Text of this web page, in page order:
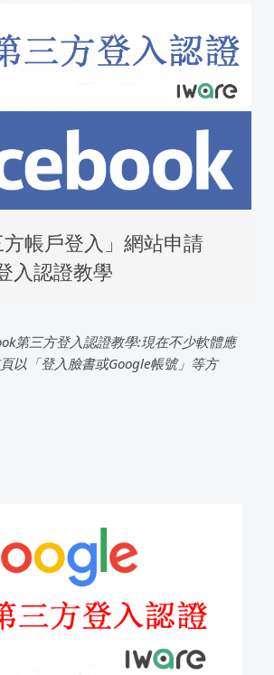
方帳戶登入」網站申請
入認證教學
第三方登入認證教學:現在不少軟體應
以「登入臉書或Google帳號」等方